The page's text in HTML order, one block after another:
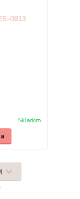
Skladom